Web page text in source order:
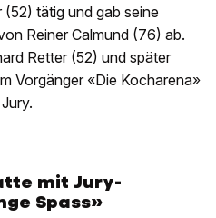
tätig und gab seine
Reiner Calmund (76) ab.
Retter (52) und später
Vorgänger «Die Kocharena»
mit Jury-
Spass»